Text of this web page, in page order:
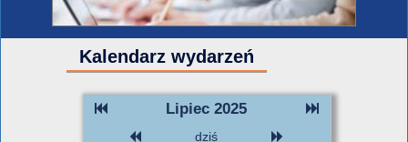
Kalendarz wydarzeń
Lipiec 2025
dziś